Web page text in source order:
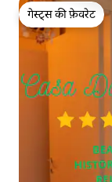
गेस्ट्स की फ़ेवरेट
गेस्ट्स की फ़ेवरेट